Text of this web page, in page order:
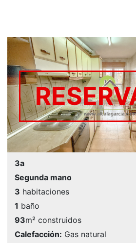
3a
Segunda mano
3 habitaciones
1 baño
93m² construidos
Calefacción: Gas natural